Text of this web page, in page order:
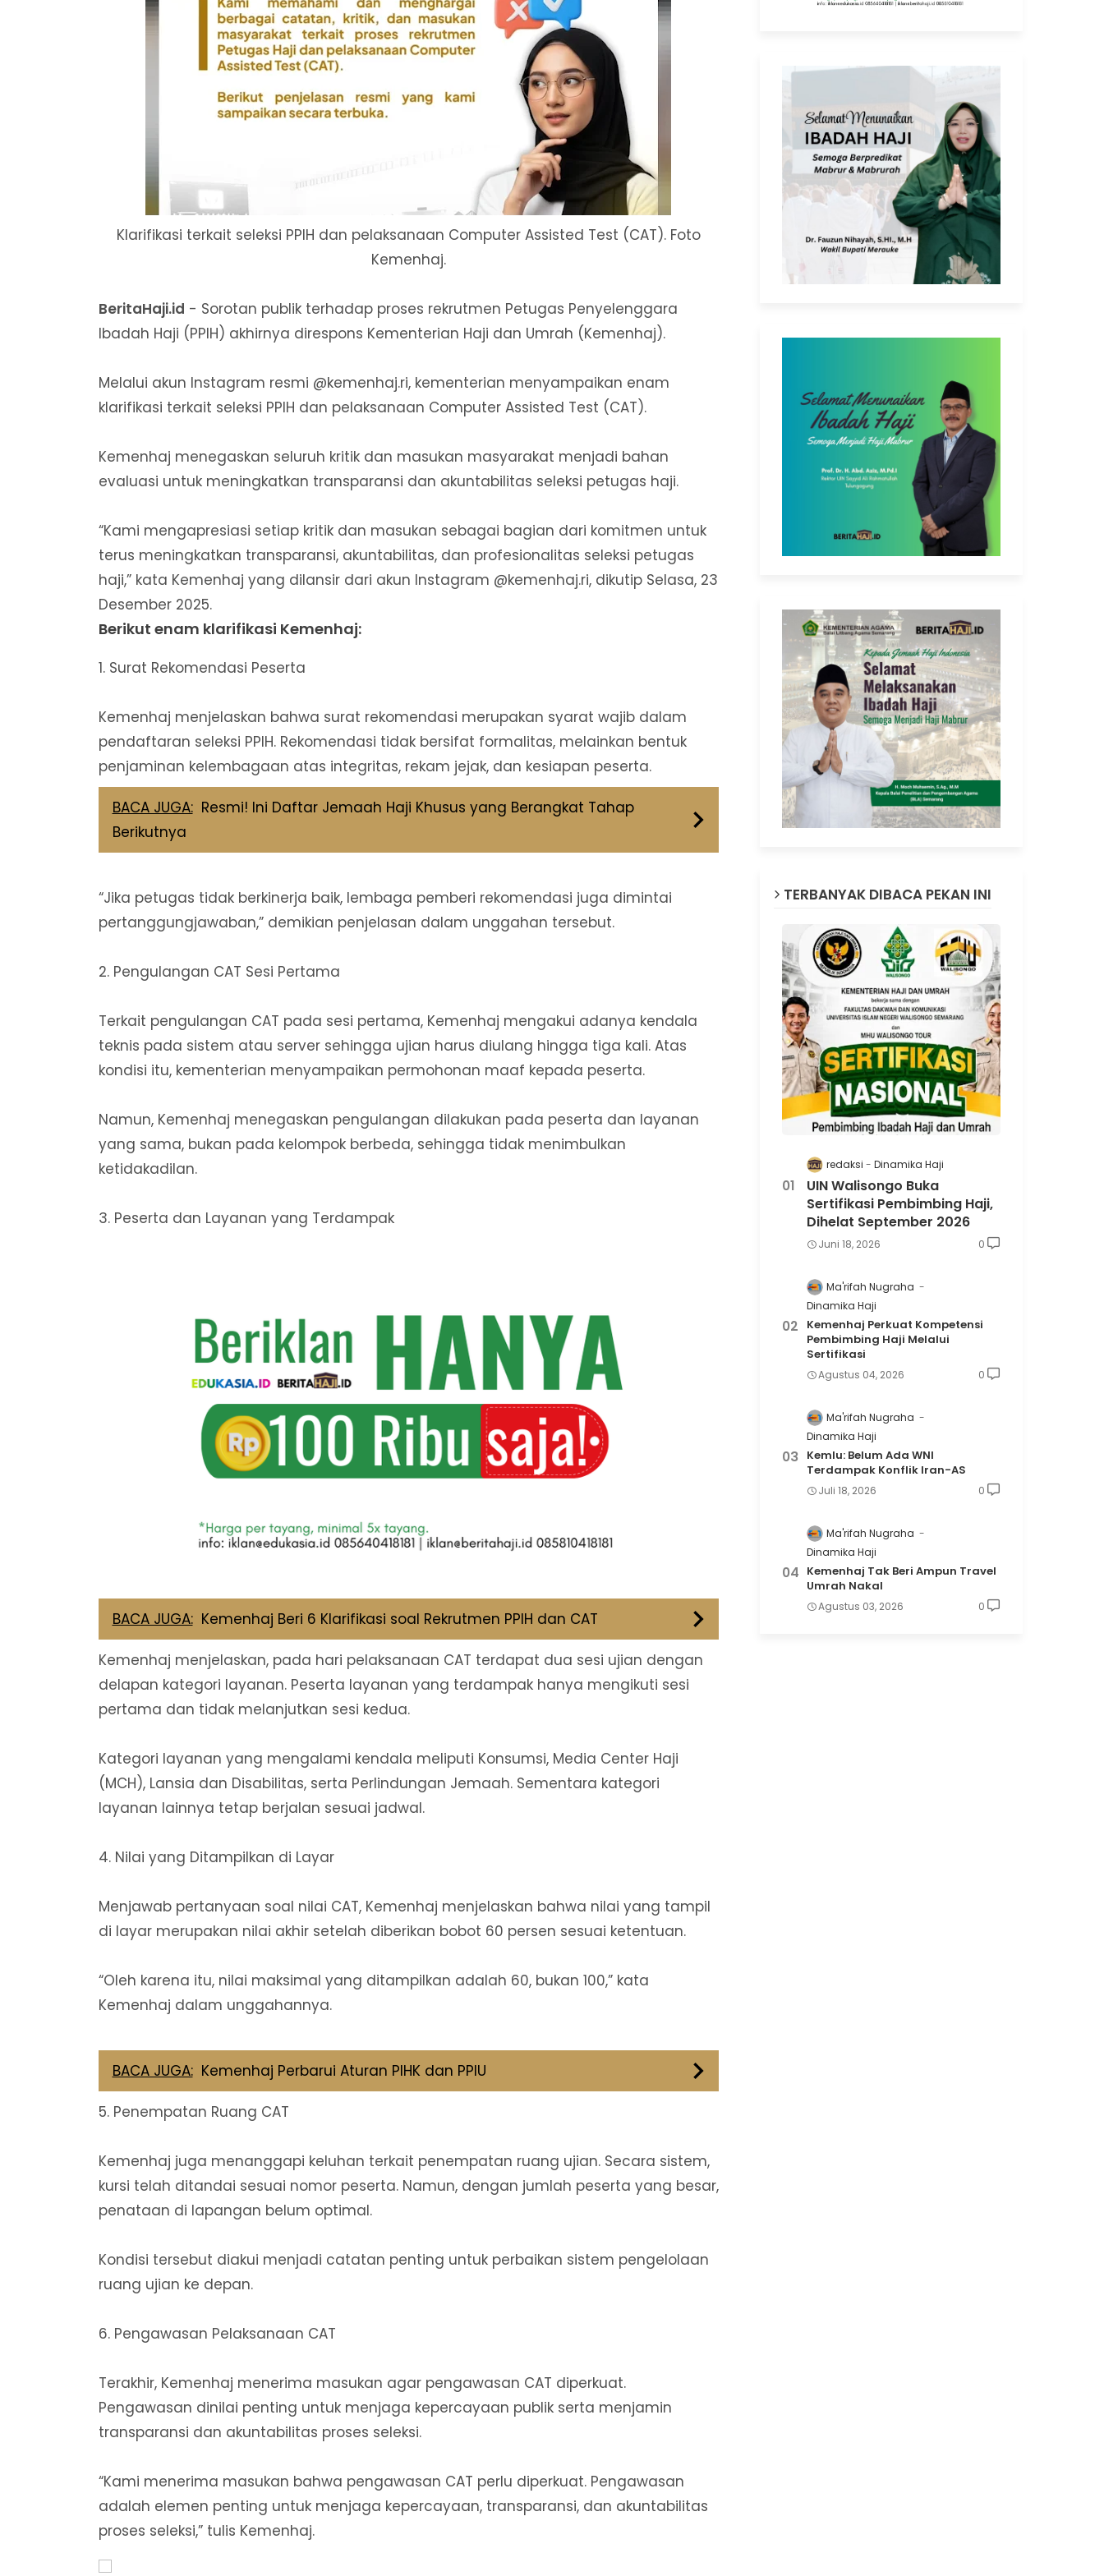
Klarifikasi terkait seleksi PPIH dan pelaksanaan Computer Assisted Test (CAT). Foto
Kemenhaj.
BeritaHaji.id - Sorotan publik terhadap proses rekrutmen Petugas Penyelenggara
Ibadah Haji (PPIH) akhirnya direspons Kementerian Haji dan Umrah (Kemenhaj).
Melalui akun Instagram resmi @kemenhaj.ri, kementerian menyampaikan enam
klarifikasi terkait seleksi PPIH dan pelaksanaan Computer Assisted Test (CAT).
Kemenhaj menegaskan seluruh kritik dan masukan masyarakat menjadi bahan
evaluasi untuk meningkatkan transparansi dan akuntabilitas seleksi petugas haji.
“Kami mengapresiasi setiap kritik dan masukan sebagai bagian dari komitmen untuk
terus meningkatkan transparansi, akuntabilitas, dan profesionalitas seleksi petugas
haji,” kata Kemenhaj yang dilansir dari akun Instagram @kemenhaj.ri, dikutip Selasa, 23
Desember 2025.
Berikut enam klarifikasi Kemenhaj:
1. Surat Rekomendasi Peserta
Kemenhaj menjelaskan bahwa surat rekomendasi merupakan syarat wajib dalam
pendaftaran seleksi PPIH. Rekomendasi tidak bersifat formalitas, melainkan bentuk
penjaminan kelembagaan atas integritas, rekam jejak, dan kesiapan peserta.
BACA JUGA: Resmi! Ini Daftar Jemaah Haji Khusus yang Berangkat Tahap
Berikutnya
“Jika petugas tidak berkinerja baik, lembaga pemberi rekomendasi juga dimintai
pertanggungjawaban,” demikian penjelasan dalam unggahan tersebut.
2. Pengulangan CAT Sesi Pertama
Terkait pengulangan CAT pada sesi pertama, Kemenhaj mengakui adanya kendala
teknis pada sistem atau server sehingga ujian harus diulang hingga tiga kali. Atas
kondisi itu, kementerian menyampaikan permohonan maaf kepada peserta.
Namun, Kemenhaj menegaskan pengulangan dilakukan pada peserta dan layanan
yang sama, bukan pada kelompok berbeda, sehingga tidak menimbulkan
ketidakadilan.
3. Peserta dan Layanan yang Terdampak
BACA JUGA: Kemenhaj Beri 6 Klarifikasi soal Rekrutmen PPIH dan CAT
Kemenhaj menjelaskan, pada hari pelaksanaan CAT terdapat dua sesi ujian dengan
delapan kategori layanan. Peserta layanan yang terdampak hanya mengikuti sesi
pertama dan tidak melanjutkan sesi kedua.
Kategori layanan yang mengalami kendala meliputi Konsumsi, Media Center Haji
(MCH), Lansia dan Disabilitas, serta Perlindungan Jemaah. Sementara kategori
layanan lainnya tetap berjalan sesuai jadwal.
4. Nilai yang Ditampilkan di Layar
Menjawab pertanyaan soal nilai CAT, Kemenhaj menjelaskan bahwa nilai yang tampil
di layar merupakan nilai akhir setelah diberikan bobot 60 persen sesuai ketentuan.
“Oleh karena itu, nilai maksimal yang ditampilkan adalah 60, bukan 100,” kata
Kemenhaj dalam unggahannya.
BACA JUGA: Kemenhaj Perbarui Aturan PIHK dan PPIU
5. Penempatan Ruang CAT
Kemenhaj juga menanggapi keluhan terkait penempatan ruang ujian. Secara sistem,
kursi telah ditandai sesuai nomor peserta. Namun, dengan jumlah peserta yang besar,
penataan di lapangan belum optimal.
Kondisi tersebut diakui menjadi catatan penting untuk perbaikan sistem pengelolaan
ruang ujian ke depan.
6. Pengawasan Pelaksanaan CAT
Terakhir, Kemenhaj menerima masukan agar pengawasan CAT diperkuat.
Pengawasan dinilai penting untuk menjaga kepercayaan publik serta menjamin
transparansi dan akuntabilitas proses seleksi.
“Kami menerima masukan bahwa pengawasan CAT perlu diperkuat. Pengawasan
adalah elemen penting untuk menjaga kepercayaan, transparansi, dan akuntabilitas
proses seleksi,” tulis Kemenhaj.
TERBANYAK DIBACA PEKAN INI
redaksi Dinamika Haji
UIN Walisongo Buka
Sertifikasi Pembimbing Haji,
Dihelat September 2026
Juni 18, 2026 0
Ma'rifah Nugraha
Dinamika Haji
Kemenhaj Perkuat Kompetensi
Pembimbing Haji Melalui
Sertifikasi
Agustus 04, 2026 0
Ma'rifah Nugraha
Dinamika Haji
Kemlu: Belum Ada WNI
Terdampak Konflik Iran-AS
Juli 18, 2026 0
Ma'rifah Nugraha
Dinamika Haji
Kemenhaj Tak Beri Ampun Travel
Umrah Nakal
Agustus 03, 2026 0